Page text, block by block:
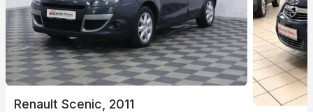
Renault Scenic, 2011